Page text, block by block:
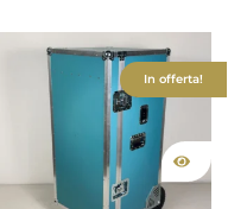
In offerta!